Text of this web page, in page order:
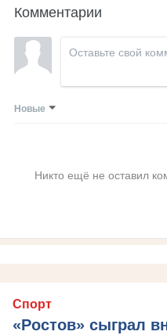
Комментарии
Новые
Никто ещё не оставил
Спорт
«Ростов» сыграл